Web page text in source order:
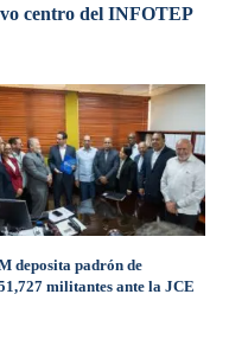
centro del INFOTEP
deposita padrón de
militantes ante la JCE